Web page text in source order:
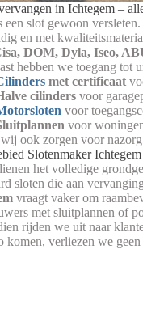
in Ichtegem –
een slot gewoon
en met
DOM, Dyla, Iseo,
hebben we toegang tot
met certificaat
cilinders voor
voor
voor
ook zorgen voor
Slotenmaker
het volledige
sloten die aan
vraagt vaker om
met sluitplannen of
rijden we uit naar
komen, verliezen we